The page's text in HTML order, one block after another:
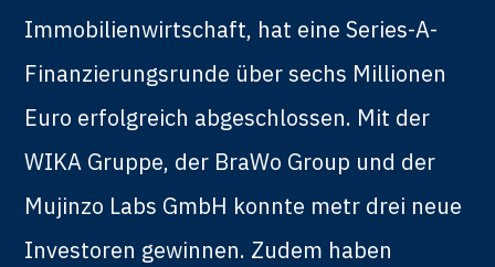
Immobilienwirtschaft, hat eine Series-A-
Finanzierungsrunde über sechs Millionen
Euro erfolgreich abgeschlossen. Mit der
WIKA Gruppe, der BraWo Group und der
Mujinzo Labs GmbH konnte metr drei neue
Investoren gewinnen. Zudem haben